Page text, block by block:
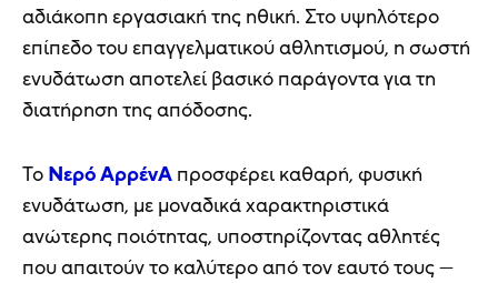
αδιάκοπη εργασιακή της ηθική. Στο υψηλότερο
επίπεδο του επαγγελματικού αθλητισμού, η σωστή
ενυδάτωση αποτελεί βασικό παράγοντα για τη
διατήρηση της απόδοσης.
Το Νερό ΑρρένΑ προσφέρει καθαρή, φυσική
ενυδάτωση, με μοναδικά χαρακτηριστικά
ανώτερης ποιότητας, υποστηρίζοντας αθλητές
που απαιτούν το καλύτερο από τον εαυτό τους —